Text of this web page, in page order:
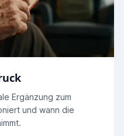
Ergänzung zum
und wann die